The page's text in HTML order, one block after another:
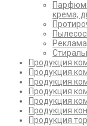
крема,
Продукция
Продукция
Продукция
Продукция
Продукция
Продукция
Продукция